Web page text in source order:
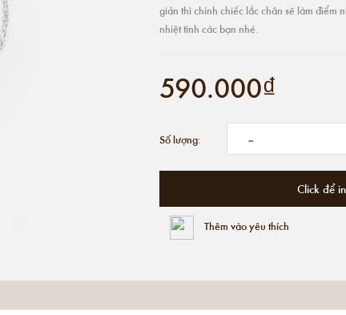
giản thì chính chiếc lắc chân sẽ làm điểm
nhiệt tình các bạn nhé.
590.000₫
Số lượng: -
Click để
Thêm vào yêu thích